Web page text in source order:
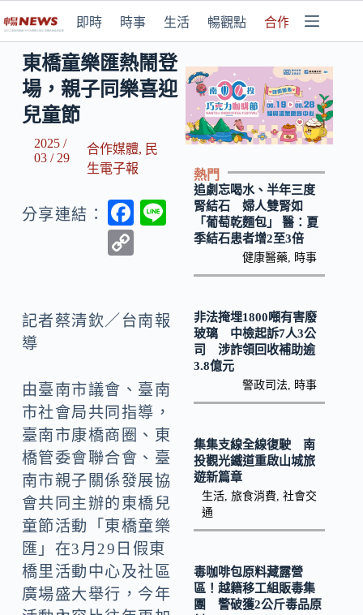
即時 時事 生活 暢觀點 合作媒體
東橋童樂匯熱鬧登
場，親子同樂喜迎
兒童節
2025 /
03 / 29
合作媒體, 民
生電子報
分享連結：
F
o
y
k
記者蔡清欽／台南報
導
由臺南市議會、臺南
市社會局共同指導，
臺南市康橋商圈、東
橋管委會聯合會、臺
南市親子關係發展協
會共同主辦的東橋兒
童節活動「東橋童樂
匯」在3月29日假東
橋里活動中心及社區
廣場盛大舉行，今年
熱門
追劇忘喝水、半年三度
腎結石 婦人雙腎如
「葡萄乾麵包」 醫：夏
季結石患者增2至3倍
健康醫藥 時事
非法掩埋1800噸有害廢
玻璃 中檢起訴7人3公
司 涉詐領回收補助逾
3.8億元
警政司法 時事
集集支線全線復駛 南
投觀光鐵道重啟山城旅
遊新篇章
生活, 旅食消費 社會交
通
毒咖啡包原料藏露營
區！越籍移工組販毒集
團 警破獲2公斤毒品原